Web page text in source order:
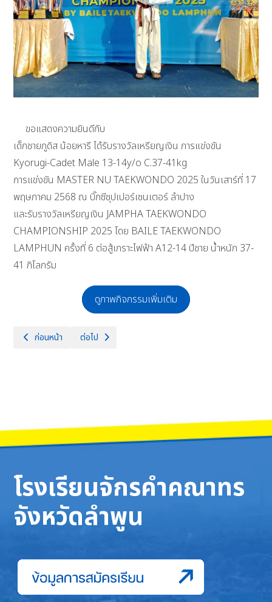
ขอแสดงความยินดีกับ
เด็กชายภูดิส น้อยหารี ได้รับรางวัลเหรียญเงิน การแข่งขัน
Kyorugi-Cadet Male 13-14y/o C.37-41kg
การแข่งขัน MASTER NU TAEKWONDO 2025 ในวันเสาร์ที่ 17
พฤษภาคม 2568 ณ บิ๊กซีซุปเปอร์เซนเตอร์ ลำปาง
และรับรางวัลเหรียญเงิน JAMPHA TAEKWONDO
CHAMPIONSHIP 2025 โดย BAILE TAEKWONDO
LAMPHUN ครั้งที่ 6 ต่อสู้เกราะไฟฟ้า A12-14 ปีชาย น้ำหนัก 37-
41 กิโลกรัม
ดูภาพกิจกรรมเพิ่มเติม
เนื้อหาก่อนหน้า: โรงเรียนพะเยาพิทยาคม ศึกษาดูงาน
ก่อนหน้า เนื้อหาถัดไป: ทางโรงเรียนจักรคำคณาทร จังหวัดลำพูน ไ
ต่อไป
โรงเรียนจักรคำคณาทร
จังหวัดลำพูน